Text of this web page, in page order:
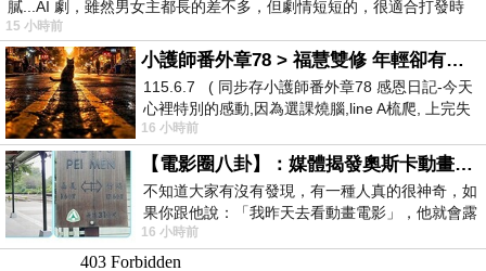
膩...AI 劇，雖然男女主都長的差不多，但劇情短短的，很適合打發時
15 小時前
小護師番外章78 > 福慧雙修 年輕卻有個老靈魂 ㄑ金剛經〉podcast
115.6.7 ( 同步存小護師番外章78 感恩日記-今天
心裡特別的感動,因為選課燒腦,line A梳爬, 上完失
智課的她,特來傾
16 小時前
【電影圈八卦】：媒體揭發奧斯卡動畫項目投票醜聞！好萊塢為什麼看不起動畫電影？
不知道大家有沒有發現，有一種人真的很神奇，如
果你跟他說：「我昨天去看動畫電影」，他就會露
出一種慈祥的微笑，然後問你是不是陪小
16 小時前